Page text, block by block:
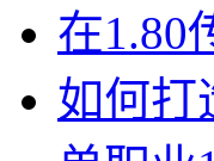
在1.80
如何打